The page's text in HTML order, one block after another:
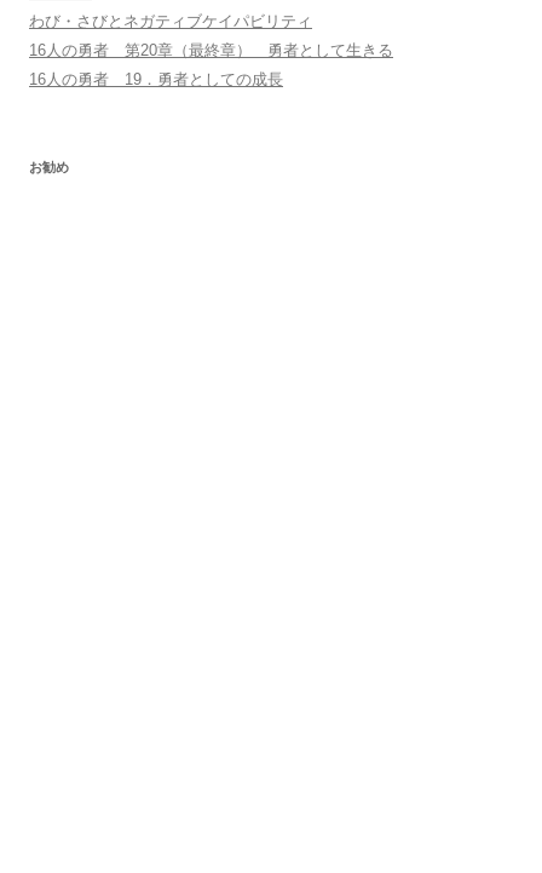
わび・さびとネガティブケイパビリティ
16人の勇者 第20章（最終章） 勇者として生きる
16人の勇者 19．勇者としての成長
お勧め